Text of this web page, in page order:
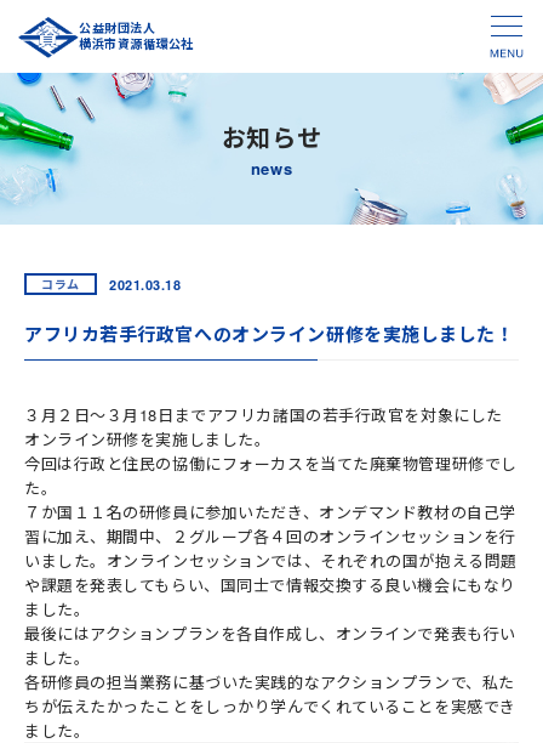
公益財団法人
横浜市資源循環公社
お知らせ
news
コラム 2021.03.18
アフリカ若手行政官へのオンライン研修を実施しました！
３月２日～３月18日までアフリカ諸国の若手行政官を対象にした
オンライン研修を実施しました。
今回は行政と住民の協働にフォーカスを当てた廃棄物管理研修でし
た。
７か国１１名の研修員に参加いただき、オンデマンド教材の自己学
習に加え、期間中、２グループ各４回のオンラインセッションを行
いました。オンラインセッションでは、それぞれの国が抱える問題
や課題を発表してもらい、国同士で情報交換する良い機会にもなり
ました。
最後にはアクションプランを各自作成し、オンラインで発表も行い
ました。
各研修員の担当業務に基づいた実践的なアクションプランで、私た
ちが伝えたかったことをしっかり学んでくれていることを実感でき
ました。